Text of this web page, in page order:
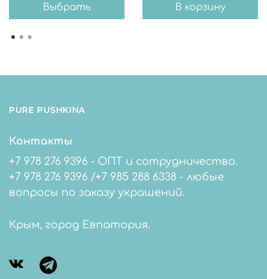
Выбрать В корзину
PURE PUSHKINA
Контакты
+7 978 276 9396 - ОПТ и сотрудничество.
+7 978 276 9396 /+7 985 288 6338 - любые
вопросы по заказу украшений.
Крым, город Евпатория.